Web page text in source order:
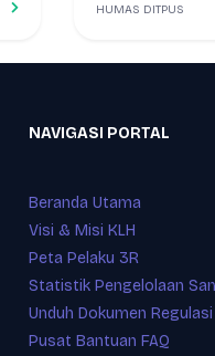
HUMAS DITPUS
NAVIGASI PORTAL
Beranda Utama
Visi & Misi KLH
Peta Pelaku 3R
Statistik Pengelolaan
Unduh Dokumen Regulasi
Pusat Bantuan FAQ